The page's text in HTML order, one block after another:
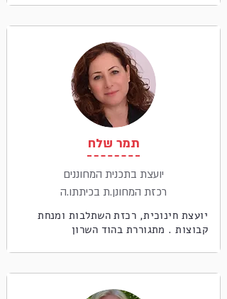
תמר שלח
יועצת בתכנית המחוננים
רכזת המחונן.ת בכיתתו.ה
יועצת חינוכית, רכזת השתלבות ומנחת
קבוצות . מתגוררת בהוד השרון